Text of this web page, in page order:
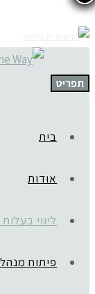
תפריט
בית
אודות
ליווי
פיתוח